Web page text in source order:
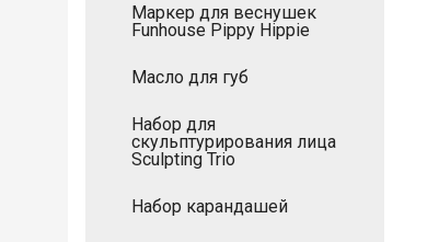
Маркер для веснушек
Funhouse Pippy Hippie
Масло для губ
Набор для
скульптурирования лица
Sculpting Trio
Набор карандашей